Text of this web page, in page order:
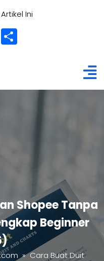
Ini
X
Shopee Tanpa
Beginner
»Cara Buat Duit